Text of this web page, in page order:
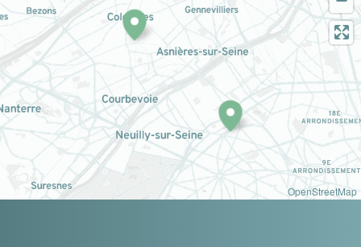
OpenStreetMap